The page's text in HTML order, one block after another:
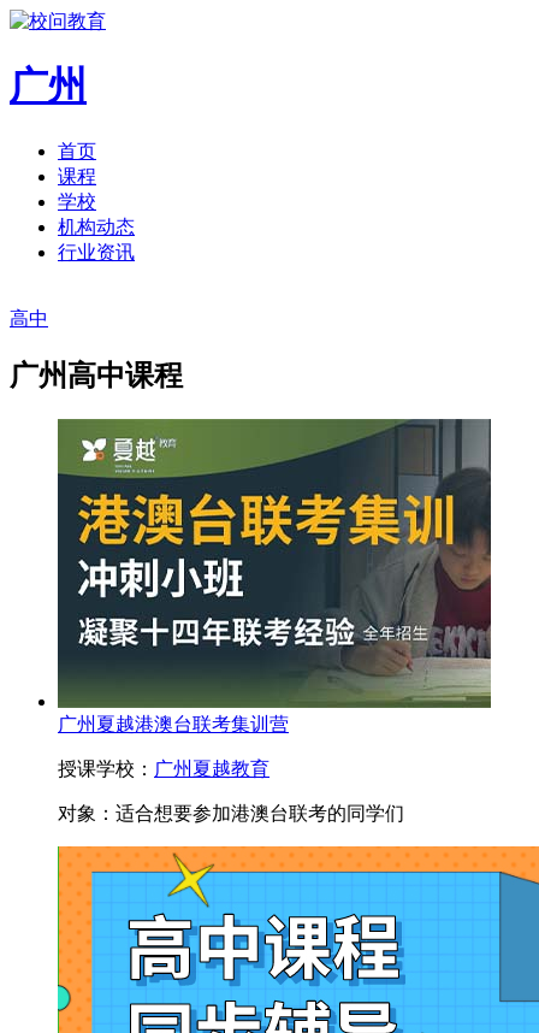
广州
首页
课程
学校
机构动态
行业资讯
高中
广州高中课程
广州夏越港澳台联考集训营
授课学校： 广州夏越教育
对象： 适合想要参加港澳台联考的同学们